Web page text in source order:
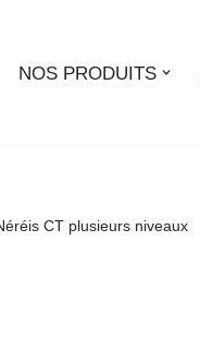
NOS PRODUITS
CT plusieurs niveaux